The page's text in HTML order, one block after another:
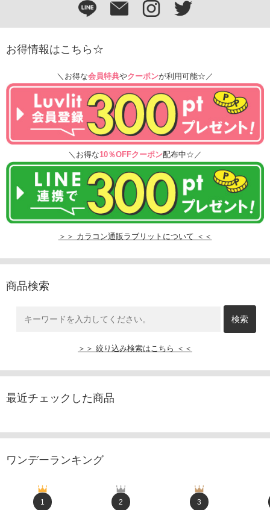
お得情報はこちら☆
＼お得な会員特典やクーポンが利用可能☆／
＼お得な10％OFFクーポン配布中☆／
＞＞ カラコン通販ラブリットについて ＜＜
商品検索
＞＞ 絞り込み検索はこちら ＜＜
最近チェックした商品
ワンデーランキング
1 2 3